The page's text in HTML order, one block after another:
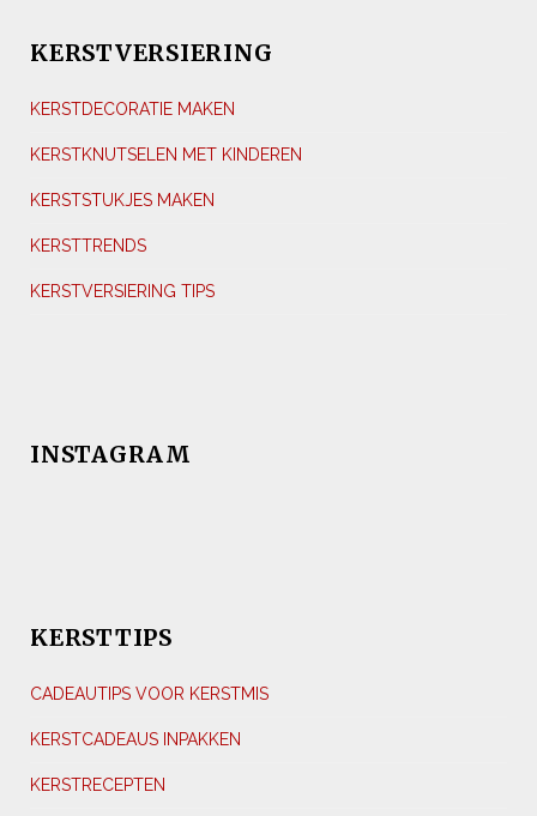
KERSTVERSIERING
KERSTDECORATIE MAKEN
KERSTKNUTSELEN MET KINDEREN
KERSTSTUKJES MAKEN
KERSTTRENDS
KERSTVERSIERING TIPS
INSTAGRAM
KERSTTIPS
CADEAUTIPS VOOR KERSTMIS
KERSTCADEAUS INPAKKEN
KERSTRECEPTEN